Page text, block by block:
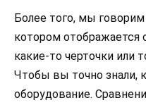
Более того, мы
котором отображается
какие-то черточки или
Чтобы вы точно знали,
оборудование.